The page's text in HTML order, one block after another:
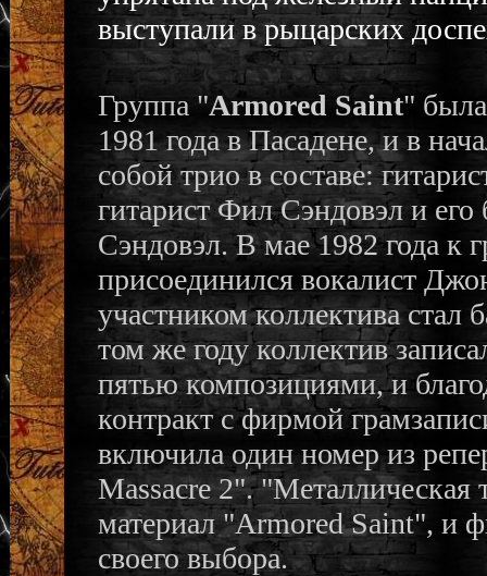
выступали в рыцарских
Группа "Armored Saint"
1981 года в Пасадене, и в
собой трио в составе:
гитарист Фил Сэндовэл и его
Сэндовэл. В мае 1982 года к
присоединился вокалист
участником коллектива стал
том же году коллектив
пятью композициями, и
контракт с фирмой
включила один номер из
Massacre 2". "Металлическая
материал "Armored Saint", и
своего выбора.